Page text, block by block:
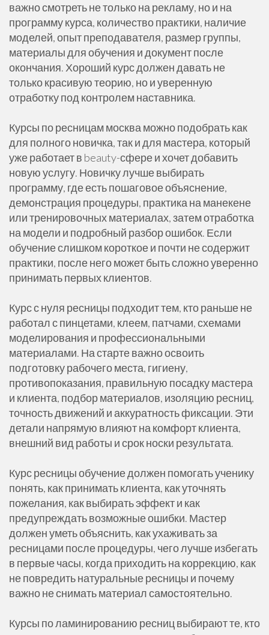
важно смотреть не только на рекламу, но и на
программу курса, количество практики, наличие
моделей, опыт преподавателя, размер группы,
материалы для обучения и документ после
окончания. Хороший курс должен давать не
только красивую теорию, но и уверенную
отработку под контролем наставника.
Курсы по ресницам москва можно подобрать как
для полного новичка, так и для мастера, который
уже работает в beauty-сфере и хочет добавить
новую услугу. Новичку лучше выбирать
программу, где есть пошаговое объяснение,
демонстрация процедуры, практика на манекене
или тренировочных материалах, затем отработка
на модели и подробный разбор ошибок. Если
обучение слишком короткое и почти не содержит
практики, после него может быть сложно уверенно
принимать первых клиентов.
Курс с нуля ресницы подходит тем, кто раньше не
работал с пинцетами, клеем, патчами, схемами
моделирования и профессиональными
материалами. На старте важно освоить
подготовку рабочего места, гигиену,
противопоказания, правильную посадку мастера
и клиента, подбор материалов, изоляцию ресниц,
точность движений и аккуратность фиксации. Эти
детали напрямую влияют на комфорт клиента,
внешний вид работы и срок носки результата.
Курс ресницы обучение должен помогать ученику
понять, как принимать клиента, как уточнять
пожелания, как выбирать эффект и как
предупреждать возможные ошибки. Мастер
должен уметь объяснить, как ухаживать за
ресницами после процедуры, чего лучше избегать
в первые часы, когда приходить на коррекцию, как
не повредить натуральные ресницы и почему
важно не снимать материал самостоятельно.
Курсы по ламинированию ресниц выбирают те, кто